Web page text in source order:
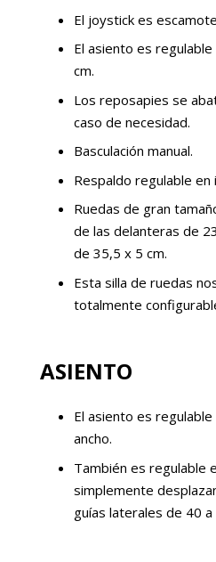
El joystick es
El asiento es
cm.
Los reposapies se
caso de necesidad.
Basculación manual.
Respaldo regulable en
Ruedas de gran
de las delanteras de
de 35,5 x 5 cm.
Esta silla de ruedas
totalmente
ASIENTO
El asiento es
ancho.
También es regulable
simplemente
guías laterales de 40 a